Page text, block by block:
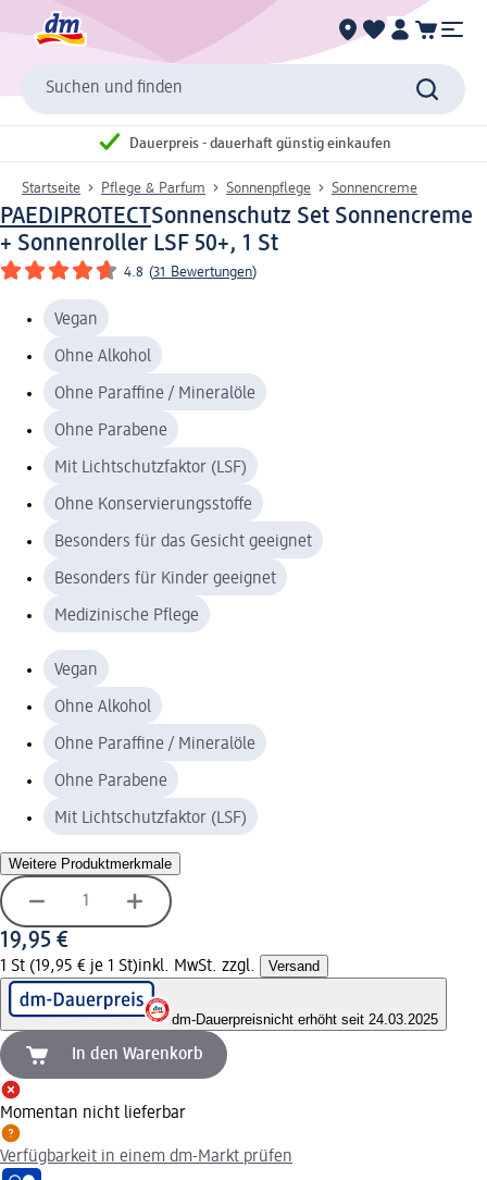
Suchen und finden
Dauerpreis - dauerhaft günstig einkaufen
Startseite Pflege & Parfum Sonnenpflege Sonnencreme
PAEDIPROTECTSonnenschutz Set Sonnencreme
+ Sonnenroller LSF 50+, 1 St
4.8 (31 Bewertungen)
Vegan
Ohne Alkohol
Ohne Paraffine / Mineralöle
Ohne Parabene
Mit Lichtschutzfaktor (LSF)
Ohne Konservierungsstoffe
Besonders für das Gesicht geeignet
Besonders für Kinder geeignet
Medizinische Pflege
Vegan
Ohne Alkohol
Ohne Paraffine / Mineralöle
Ohne Parabene
Mit Lichtschutzfaktor (LSF)
Weitere Produktmerkmale
19,95 €
1 St (19,95 € je 1 St)inkl. MwSt. zzgl. Versand
dm-Dauerpreisnicht erhöht seit 24.03.2025
In den Warenkorb
Momentan nicht lieferbar
Verfügbarkeit in einem dm-Markt prüfen